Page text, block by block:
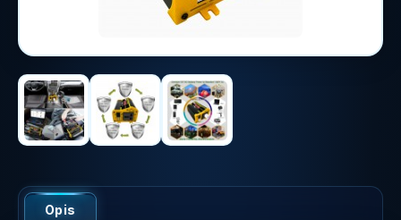
Opis